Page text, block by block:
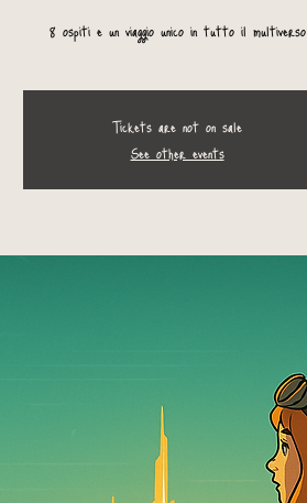
8 ospiti e un viaggio unico in tutto il multiverso
Tickets are not on sale
See other events